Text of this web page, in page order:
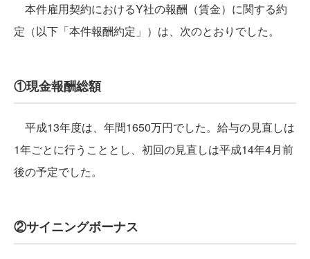
本件雇用契約におけるY社の報酬（賃金）に関する約
定（以下「本件報酬約定」）は、次のとおりでした。
①現金報酬総額
平成13年度は、年間1650万円でした。給与の見直しは
1年ごとに行うこととし、初回の見直しは平成14年4月前
後の予定でした。
②サイニングボーナス